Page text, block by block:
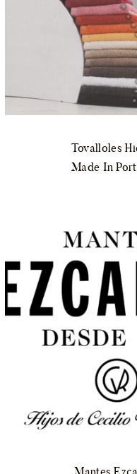
Tovalloles
Made In